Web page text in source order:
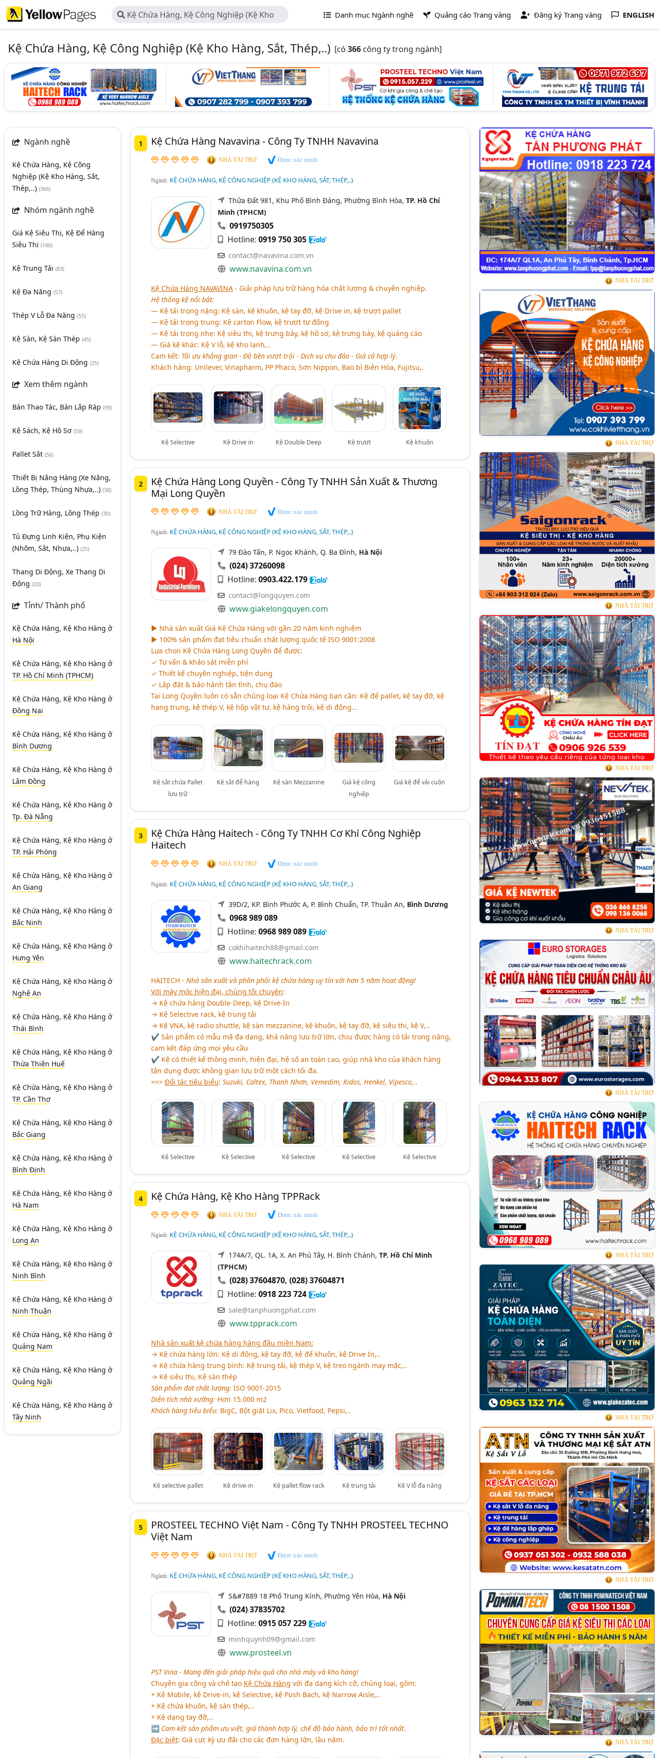
Kệ Chứa Hàng, Kệ Công Nghiệp (Kệ Kho
Hàng, Sắt, Thép,..)
Danh mục Ngành nghề Quảng cáo Trang vàng Đăng ký Trang vàng ENGLISH
Kệ Chứa Hàng, Kệ Công Nghiệp (Kệ Kho Hàng, Sắt, Thép,..) [có 366 công ty trong ngành]
Ngành nghề
Kệ Chứa Hàng, Kệ Công
Nghiệp (Kệ Kho Hàng, Sắt,
Thép,..) (366)
Nhóm ngành nghề
Giá Kệ Siêu Thị, Kệ Để Hàng
Siêu Thị (186)
Kệ Trung Tải (83)
Kệ Đa Năng (57)
Thép V Lỗ Đa Năng (55)
Kệ Sàn, Kệ Sàn Thép (45)
Kệ Chứa Hàng Di Động (25)
Xem thêm ngành
Bàn Thao Tác, Bàn Lắp Ráp (99)
Kệ Sách, Kệ Hồ Sơ (59)
Pallet Sắt (56)
Thiết Bị Nâng Hàng (Xe Nâng,
Lồng Thép, Thùng Nhựa,..) (38)
Lồng Trữ Hàng, Lồng Thép (30)
Tủ Đựng Linh Kiện, Phụ Kiện
(Nhôm, Sắt, Nhựa,..) (25)
Thang Di Động, Xe Thang Di
Động (20)
Tỉnh/ Thành phố
Kệ Chứa Hàng, Kệ Kho Hàng ở
Hà Nội
Kệ Chứa Hàng, Kệ Kho Hàng ở
TP. Hồ Chí Minh (TPHCM)
Kệ Chứa Hàng, Kệ Kho Hàng ở
Đồng Nai
Kệ Chứa Hàng, Kệ Kho Hàng ở
Bình Dương
Kệ Chứa Hàng, Kệ Kho Hàng ở
Lâm Đồng
Kệ Chứa Hàng, Kệ Kho Hàng ở
Tp. Đà Nẵng
Kệ Chứa Hàng, Kệ Kho Hàng ở
TP. Hải Phòng
Kệ Chứa Hàng, Kệ Kho Hàng ở
An Giang
Kệ Chứa Hàng, Kệ Kho Hàng ở
Bắc Ninh
Kệ Chứa Hàng, Kệ Kho Hàng ở
Hưng Yên
Kệ Chứa Hàng, Kệ Kho Hàng ở
Nghệ An
Kệ Chứa Hàng, Kệ Kho Hàng ở
Thái Bình
Kệ Chứa Hàng, Kệ Kho Hàng ở
Thừa Thiên Huế
Kệ Chứa Hàng, Kệ Kho Hàng ở
TP. Cần Thơ
Kệ Chứa Hàng, Kệ Kho Hàng ở
Bắc Giang
Kệ Chứa Hàng, Kệ Kho Hàng ở
Bình Định
Kệ Chứa Hàng, Kệ Kho Hàng ở
Hà Nam
Kệ Chứa Hàng, Kệ Kho Hàng ở
Long An
Kệ Chứa Hàng, Kệ Kho Hàng ở
Ninh Bình
Kệ Chứa Hàng, Kệ Kho Hàng ở
Ninh Thuận
Kệ Chứa Hàng, Kệ Kho Hàng ở
Quảng Nam
Kệ Chứa Hàng, Kệ Kho Hàng ở
Quảng Ngãi
Kệ Chứa Hàng, Kệ Kho Hàng ở
Tây Ninh
1 Kệ Chứa Hàng Navavina - Công Ty TNHH Navavina
NHÀ TÀI TRỢ Được xác minh
Ngành: KỆ CHỨA HÀNG, KỆ CÔNG NGHIỆP (KỆ KHO HÀNG, SẮT, THÉP,..)
Thửa Đất 981, Khu Phố Bình Đáng, Phường Bình Hòa, TP. Hồ Chí
Minh (TPHCM)
0919750305
Hotline: 0919 750 305
contact@navavina.com.vn
www.navavina.com.vn
Kệ Chứa Hàng NAVAVINA- Giải pháp lưu trữ hàng hóa chất lượng & chuyên nghiệp.
Hệ thống kệ nổi bật:
― Kệ tải trọng nặng: Kệ sàn, kệ khuôn, kệ tay đỡ, kệ Drive in, kệ trượt pallet
― Kệ tải trọng trung: Kệ carton Flow, kệ trượt tự động
― Kệ tải trọng nhẹ: Kệ siêu thị, kệ trưng bày, kệ hồ sơ, kệ trưng bày, kệ quảng cáo
― Giá kệ khác: Kệ V lỗ, kệ kho lạnh,..
Cam kết: Tối ưu không gian - Độ bền vượt trội - Dịch vụ chu đáo - Giá cả hợp lý.
Khách hàng: Unilever, Vinapharm, PP Phaco, Sơn Nippon, Bao bì Biên Hòa, Fujitsu,.
Kệ Selective Kệ Drive in Kệ Double Deep Kệ trượt Kệ khuôn
2
Kệ Chứa Hàng Long Quyền - Công Ty TNHH Sản Xuất & Thương
Mại Long Quyền
NHÀ TÀI TRỢ Được xác minh
Ngành: KỆ CHỨA HÀNG, KỆ CÔNG NGHIỆP (KỆ KHO HÀNG, SẮT, THÉP,..)
79 Đào Tấn, P. Ngọc Khánh, Q. Ba Đình, Hà Nội
(024) 37260098
Hotline: 0903.422.179
contact@longquyen.com
www.giakelongquyen.com
► Nhà sản xuất Giá Kệ Chứa Hàng với gần 20 năm kinh nghiệm
► 100% sản phẩm đạt tiêu chuẩn chất lượng quốc tế ISO 9001:2008
Lựa chọn Kệ Chứa Hàng Long Quyền để được:
✓ Tư vấn & khảo sát miễn phí
✓ Thiết kế chuyên nghiệp, tiện dụng
✓ Lắp đặt & bảo hành tận tình, chu đáo
Tại Long Quyền luôn có sẵn chủng loại Kệ Chứa Hàng bạn cần: Kệ để pallet, kệ tay đỡ, kệ
hạng trung, kệ thép V, kệ hộp vật tư, kệ hàng trôi, kệ di động…
Kệ sắt chứa Pallet
lưu trữ
Kệ sắt để hàng Kệ sàn Mezzanine
Giá kệ công
nghiệp
Giá kệ để vải cuộn
3
Kệ Chứa Hàng Haitech - Công Ty TNHH Cơ Khí Công Nghiệp
Haitech
NHÀ TÀI TRỢ Được xác minh
Ngành: KỆ CHỨA HÀNG, KỆ CÔNG NGHIỆP (KỆ KHO HÀNG, SẮT, THÉP,..)
39D/2, KP. Bình Phước A, P. Bình Chuẩn, TP. Thuận An, Bình Dương
0968 989 089
Hotline: 0968 989 089
cokhihaitech88@gmail.com
www.haitechrack.com
HAITECH - Nhà sản xuất và phân phối kệ chứa hàng uy tín với hơn 5 năm hoạt động!
Với máy móc hiện đại, chúng tôi chuyên:
→ Kệ chứa hàng Double-Deep, kệ Drive-In
→ Kệ Selective rack, kệ trung tải
→ Kệ VNA, kệ radio shuttle, kệ sàn mezzanine, kệ khuôn, kệ tay đỡ, kệ siêu thị, kệ V,..
✔ Sản phẩm có mẫu mã đa dạng, khả năng lưu trữ lớn, chịu được hàng có tải trọng nặng,
cam kết đáp ứng mọi yêu cầu
✔ Kệ có thiết kế thông minh, hiện đại, hệ số an toàn cao, giúp nhà kho của khách hàng
tận dụng được không gian lưu trữ một cách tối đa.
==> Đối tác tiêu biểu: Suzuki, Caltex, Thanh Nhơn, Vemedim, Kidos, Henkel, Vipesco,..
Kệ Selective Kệ Selective Kệ Selective Kệ Selective Kệ Selective
4 Kệ Chứa Hàng, Kệ Kho Hàng TPPRack
NHÀ TÀI TRỢ Được xác minh
Ngành: KỆ CHỨA HÀNG, KỆ CÔNG NGHIỆP (KỆ KHO HÀNG, SẮT, THÉP,..)
174A/7, QL. 1A, X. An Phú Tây, H. Bình Chánh, TP. Hồ Chí Minh
(TPHCM)
(028) 37604870, (028) 37604871
Hotline: 0918 223 724
sale@tanphuongphat.com
www.tpprack.com
Nhà sản xuất kệ chứa hàng hàng đầu miền Nam:
→ Kệ chứa hàng lớn: Kệ di động, kệ tay đỡ, kệ để khuôn, kệ Drive In,..
→ Kệ chứa hàng trung bình: Kệ trung tải, kệ thép V, kệ treo ngành may mặc,..
→ Kệ siêu thị, Kệ sàn thép
Sản phẩm đạt chất lượng: ISO 9001-2015
Diện tích nhà xưởng: Hơn 15.000 m2
Khách hàng tiêu biểu: BigC, Bột giặt Lix, Pico, Vietfood, Pepsi,..
Kệ selective pallet Kệ drive-in Kệ pallet flow rack Kệ trung tải Kệ V lỗ đa năng
5
PROSTEEL TECHNO Việt Nam - Công Ty TNHH PROSTEEL TECHNO
Việt Nam
NHÀ TÀI TRỢ Được xác minh
Ngành: KỆ CHỨA HÀNG, KỆ CÔNG NGHIỆP (KỆ KHO HÀNG, SẮT, THÉP,..)
S&#7889 18 Phố Trung Kính, Phường Yên Hòa, Hà Nội
(024) 37835702
Hotline: 0915 057 229
minhquynh09@gmail.com
www.prosteel.vn
PST Vina - Mang đến giải pháp hiệu quả cho nhà máy và kho hàng!
Chuyên gia công và chế tạo Kệ Chứa Hàng với đa dạng kích cỡ, chủng loại, gồm:
+ Kệ Mobile, kệ Drive-in, kệ Selective, kệ Push Bach, kệ Narrow Aisle,..
+ Kệ chứa khuôn, kệ sàn thép,..
+ Kệ dạng tay đỡ,..
➡ Cam kết sản phẩm ưu việt, giá thành hợp lý, chế độ bảo hành, bảo trì tốt nhất.
Đặc biệt: Giá cực kỳ ưu đãi cho các đơn hàng lớn, lâu năm.
NHÀ TÀI TRỢ
NHÀ TÀI TRỢ
NHÀ TÀI TRỢ
NHÀ TÀI TRỢ
NHÀ TÀI TRỢ
NHÀ TÀI TRỢ
NHÀ TÀI TRỢ
NHÀ TÀI TRỢ
NHÀ TÀI TRỢ
NHÀ TÀI TRỢ